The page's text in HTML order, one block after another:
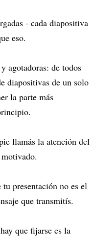
- cada diapositiva
eso.
agotadoras: de todos
diapositivas de un solo
la parte más
llamás la atención del
presentación no es el
que transmitís.
que fijarse es la